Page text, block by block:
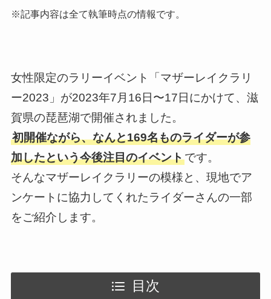
※記事内容は全て執筆時点の情報です。
女性限定のラリーイベント「マザーレイクラリ
ー2023」が2023年7月16日〜17日にかけて、滋
賀県の琵琶湖で開催されました。
初開催ながら、なんと169名ものライダーが参
加したという今後注目のイベントです。
そんなマザーレイクラリーの模様と、現地でア
ンケートに協力してくれたライダーさんの一部
をご紹介します。
目次